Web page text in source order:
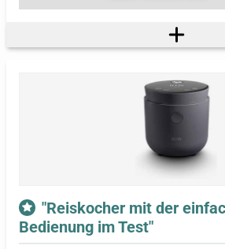
"Reiskocher mit der
Bedienung im Test"